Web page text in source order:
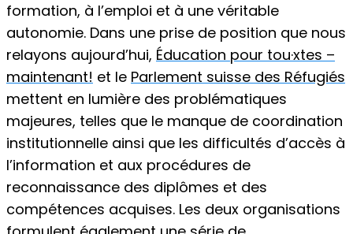
formation, à l’emploi et à une véritable
autonomie. Dans une prise de position que nous
relayons aujourd’hui, Éducation pour tou·xtes –
maintenant! et le Parlement suisse des Réfugiés
mettent en lumière des problématiques
majeures, telles que le manque de coordination
institutionnelle ainsi que les difficultés d’accès à
l’information et aux procédures de
reconnaissance des diplômes et des
compétences acquises. Les deux organisations